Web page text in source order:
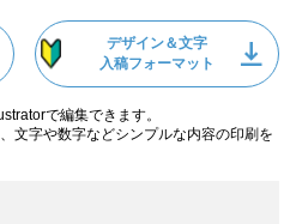
デザイン＆文字
入稿フォーマット
で編集できます。
文字や数字などシンプルな内容の印刷を